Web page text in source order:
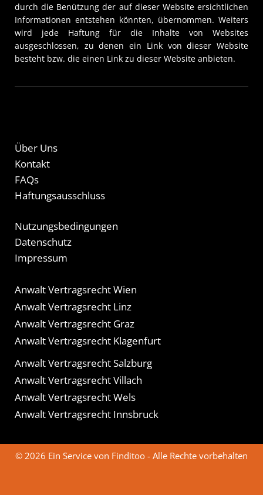
durch die Benützung der auf dieser Website ersichtlichen
Informationen entstehen könnten, übernommen. Weiters
wird jede Haftung für die Inhalte von Websites
ausgeschlossen, zu denen ein Link von dieser Website
besteht bzw. die einen Link zu dieser Website anbieten.
Über Uns
Kontakt
FAQs
Haftungsausschluss
Nutzungsbedingungen
Datenschutz
Impressum
Anwalt Vertragsrecht Wien
Anwalt Vertragsrecht Linz
Anwalt Vertragsrecht Graz
Anwalt Vertragsrecht Klagenfurt
Anwalt Vertragsrecht Salzburg
Anwalt Vertragsrecht Villach
Anwalt Vertragsrecht Wels
Anwalt Vertragsrecht Innsbruck
© 2026 Ein Service von Finditoo - Alle Rechte vorbehalten